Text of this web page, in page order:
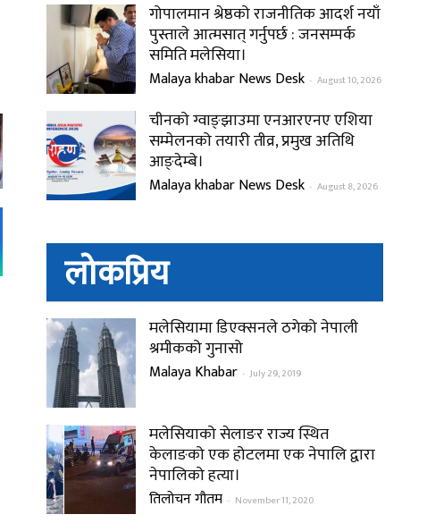
गोपालमान श्रेष्ठको राजनीतिक आदर्श नयाँ
पुस्ताले आत्मसात् गर्नुपर्छ : जनसम्पर्क
समिति मलेसिया।
Malaya khabar News Desk - August 10, 2026
चीनको ग्वाङ्झाउमा एनआरएनए एशिया
सम्मेलनको तयारी तीव्र, प्रमुख अतिथि
आङ्देम्बे।
Malaya khabar News Desk - August 8, 2026
लोकप्रिय
मलेसियामा डिएक्सनले ठगेको नेपाली
श्रमीकको गुनासो
Malaya Khabar - July 29, 2019
मलेसियाको सेलाङर राज्य स्थित
केलाङको एक होटलमा एक नेपालि द्वारा
नेपालिको हत्या।
तिलोचन गौतम - November 11, 2020